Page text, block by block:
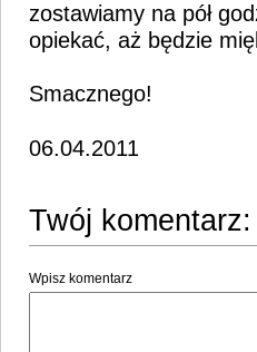
zostawiamy na pół
opiekać, aż będzie
Smacznego!
06.04.2011
Twój komentarz:
Wpisz komentarz